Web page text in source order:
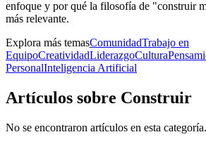
enfoque y por qué la filosofía de "construir
más relevante.
Explora más temasComunidadTrabajo en
EquipoCreatividadLiderazgoCultura
PersonalInteligencia Artificial
Artículos sobre Construir
No se encontraron artículos en esta categoría.